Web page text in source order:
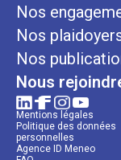
Nos
Nos
Nos
Nous
Mentions légales
Politique des données
personnelles
Agence ID Meneo